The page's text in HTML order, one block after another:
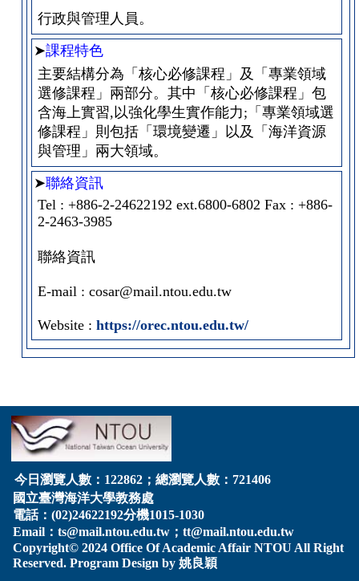
行政與管理人員。
➤課程特色
主要結構分為「核心必修課程」及「專業領域
選修課程」兩部分。其中「核心必修課程」包
含海上實習,以強化學生實作能力;「專業領域選
修課程」則包括「環境變遷」以及「海洋資源
與管理」兩大領域。
➤聯絡資訊
Tel : +886-2-24622192 ext.6800-6802 Fax : +886-
2-2463-3985
聯絡資訊
E-mail : cosar@mail.ntou.edu.tw
Website : https://orec.ntou.edu.tw/
今日瀏覽人數：122862；總瀏覽人數：721406
國立臺灣海洋大學教務處
電話：(02)24622192分機1015-1030
Email： ts@mail.ntou.edu.tw ； tt@mail.ntou.edu.tw
Copyright© 2024 Office Of Academic Affair NTOU All Right
Reserved. Program Design by 姚良穎